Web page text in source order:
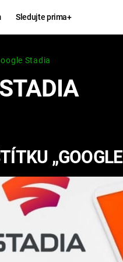
Sledujte prima+
Zábava
KOMEDIE
CHUCK
NORRIS
Stadia